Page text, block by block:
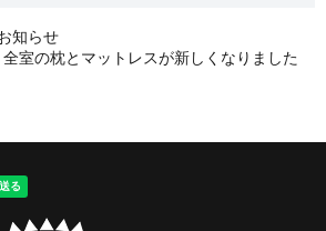
知らせ
全室の枕とマットレスが新しくなりました